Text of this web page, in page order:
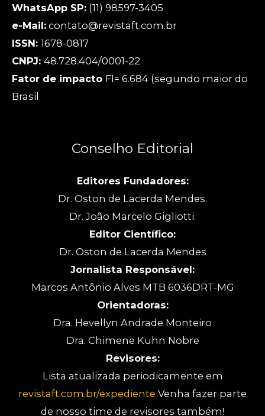
WhatsApp SP: (11) 98597-3405
e-Mail: contato@revistaft.com.br
ISSN: 1678-0817
CNPJ: 48.728.404/0001-22
Fator de impacto FI= 6.684 (segundo maior do
Brasil
Conselho Editorial
Editores Fundadores:
Dr. Oston de Lacerda Mendes.
Dr. João Marcelo Gigliotti.
Editor Científico:
Dr. Oston de Lacerda Mendes
Jornalista Responsável:
Marcos Antônio Alves MTB 6036DRT-MG
Orientadoras:
Dra. Hevellyn Andrade Monteiro
Dra. Chimene Kuhn Nobre
Revisores:
Lista atualizada periodicamente em
revistaft.com.br/expediente Venha fazer parte
de nosso time de revisores também!